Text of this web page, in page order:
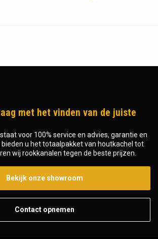
met het vinden van de juiste
voor 100% service en advies, garantie en
bieden u het totaalpakket van houtkachel tot
wij rookkanalen tegen de beste prijzen.
Bekijk onze showroom
Contact opnemen